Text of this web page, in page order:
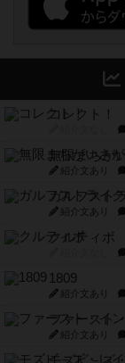
コレクト！
無限まちが
紹介文あり
ガルフスト
紹介文あり
クルティボ
1809
紹介文あり
ファースト
紹介文あり
モズビ－ズ